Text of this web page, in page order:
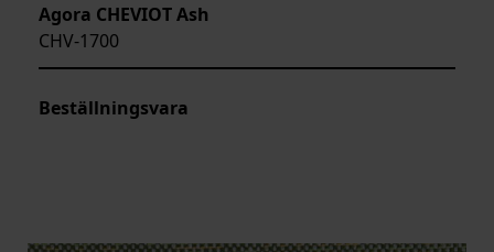
Agora CHEVIOT Ash
CHV-1700
Beställningsvara